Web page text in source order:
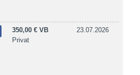
350,00 € VB
Privat
23.07.2026